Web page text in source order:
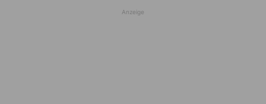
Anzeige